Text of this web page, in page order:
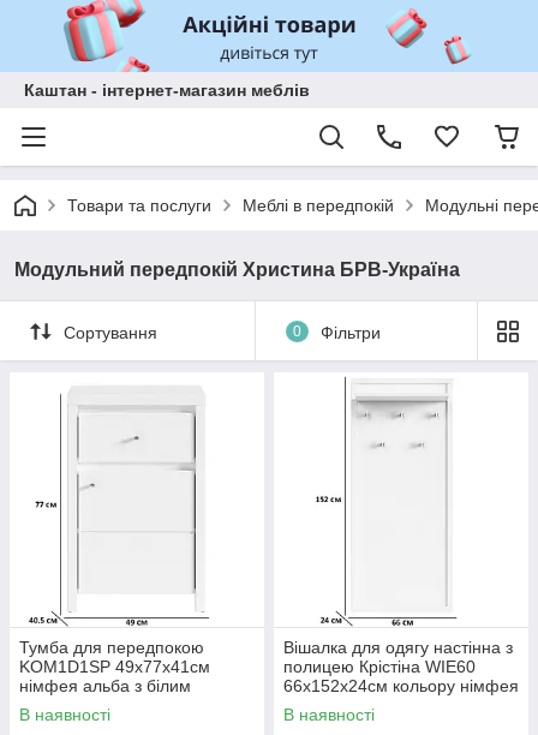
Каштан - інтернет-магазин меблів
Товари та послуги Меблі в передпокій Модульні
Модульний передпокій Христина БРВ-Україна
Сортування 0 Фільтри
Тумба для передпокою
KOM1D1SP 49х77х41см
німфея альба з білим
глянцевим фасадом БРВ-
Україна
В наявності
Вішалка для одягу настінна з
полицею Крістіна WIE60
66х152х24см кольору німфея
альба БРВ-Україна
В наявності